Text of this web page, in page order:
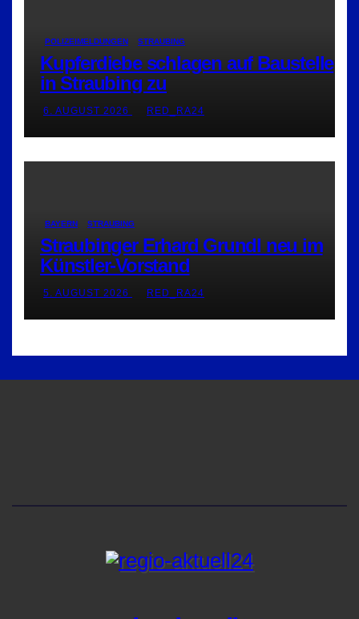
POLIZEIMELDUNGEN STRAUBING
Kupferdiebe schlagen auf Baustelle
in Straubing zu
6. AUGUST 2026 RED_RA24
BAYERN STRAUBING
Straubinger Erhard Grundl neu im
Künstler-Vorstand
5. AUGUST 2026 RED_RA24